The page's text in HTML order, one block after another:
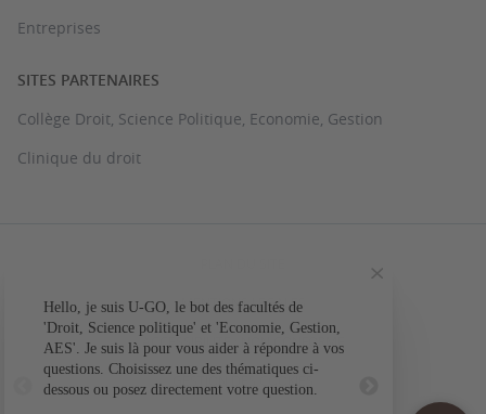
Entreprises
SITES PARTENAIRES
Collège Droit, Science Politique, Economie, Gestion
Clinique du droit
MENTIONS LÉGALES
ACCESSIBILITÉ : NON CONFORME
GESTION DES COOKIES
Hello, je suis U-GO, le bot des facultés de
'Droit, Science politique' et 'Economie, Gestion,
AES'. Je suis là pour vous aider à répondre à vos
questions. Choisissez une des thématiques ci-
dessous ou posez directement votre question.